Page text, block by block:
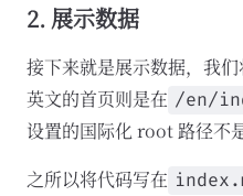
2. 展示数据
接下来就是展示数据，我
英文的首页则是在 /en/
设置的国际化 root 路径不
之所以将代码写在